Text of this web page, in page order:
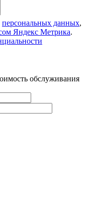
персональных данных,
Яндекс Метрика.
обслуживания